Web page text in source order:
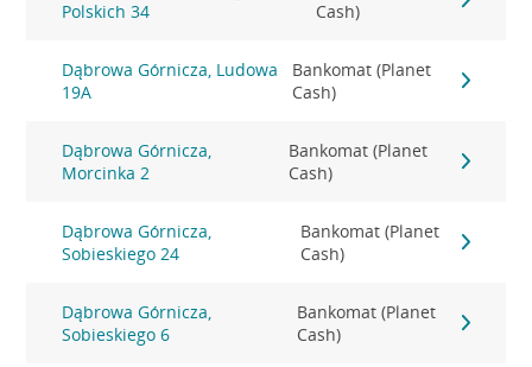
Polskich 34
Cash)
Dąbrowa Górnicza, Ludowa
19A
Bankomat (Planet
Cash)
Dąbrowa Górnicza,
Morcinka 2
Bankomat (Planet
Cash)
Dąbrowa Górnicza,
Sobieskiego 24
Bankomat (Planet
Cash)
Dąbrowa Górnicza,
Sobieskiego 6
Bankomat (Planet
Cash)